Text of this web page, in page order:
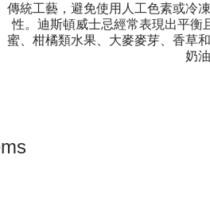
傳統工藝，避免使用人工色素或冷
性。迪斯頓威士忌經常表現出平衡
蜜、柑橘類水果、大麥麥芽、香草
奶油